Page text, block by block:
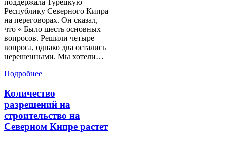
поддержала Турецкую
Республику Северного Кипра
на переговорах. Он сказал,
что « Было шесть основных
вопросов. Решили четыре
вопроса, однако два остались
нерешенными. Мы хотели…
Подробнее
Количество
разрешений на
строительство на
Северном Кипре растет